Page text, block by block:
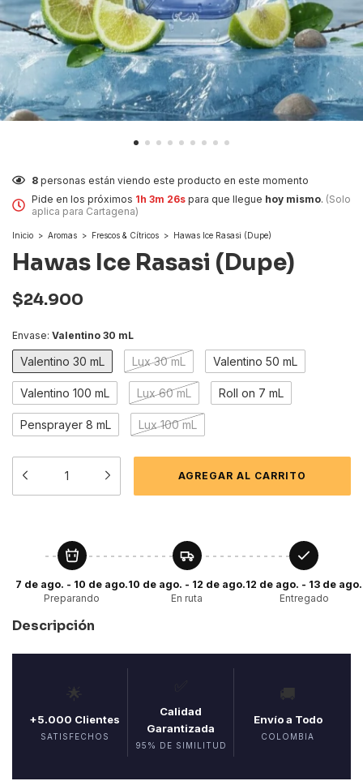
8 personas están viendo este producto en este momento
Pide en los próximos 1h 3m 25spara que llegue hoy mismo. (Solo
aplica para Cartagena)
Inicio > Aromas > Frescos & Cítricos > Hawas Ice Rasasi (Dupe)
Hawas Ice Rasasi (Dupe)
$24.900
Envase: Valentino 30 mL
Valentino 30 mL Lux 30 mL Valentino 50 mL
Valentino 100 mL Lux 60 mL Roll on 7 mL
Pensprayer 8 mL Lux 100 mL
7 de ago. - 10 de ago.
Preparando
10 de ago. - 12 de ago.
En ruta
12 de ago. - 13 de ago.
Entregado
Descripción
🌟
+5.000 Clientes
SATISFECHOS
Calidad
Garantizada
95% DE SIMILITUD
🚚
Envío a Todo
COLOMBIA